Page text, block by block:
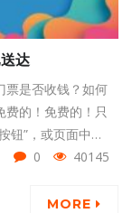
达
票是否收钱？如何
的！免费的！只
钮”，或页面中
身份证号码，即可
0 40145
MORE